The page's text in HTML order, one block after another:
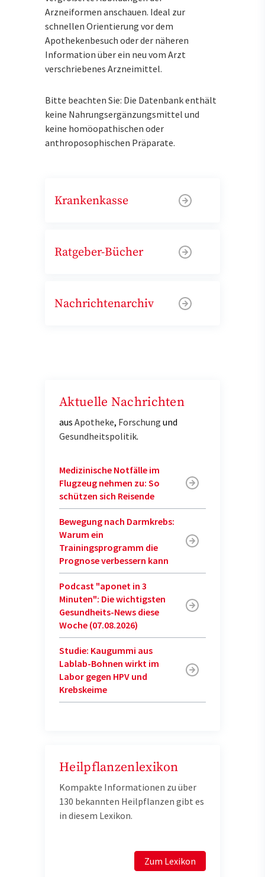
Arzneiformen anschauen. Ideal zur
schnellen Orientierung vor dem
Apothekenbesuch oder der näheren
Information über ein neu vom Arzt
verschriebenes Arzneimittel.
Bitte beachten Sie: Die Datenbank enthält
keine Nahrungsergänzungsmittel und
keine homöopathischen oder
anthroposophischen Präparate.
Krankenkasse
Ratgeber-Bücher
Nachrichtenarchiv
Aktuelle Nachrichten
aus Apotheke, Forschung und
Gesundheitspolitik.
Medizinische Notfälle im
Flugzeug nehmen zu: So
schützen sich Reisende
Bewegung nach Darmkrebs:
Warum ein
Trainingsprogramm die
Prognose verbessern kann
Podcast "aponet in 3
Minuten": Die wichtigsten
Gesundheits-News diese
Woche (07.08.2026)
Studie: Kaugummi aus
Lablab-Bohnen wirkt im
Labor gegen HPV und
Krebskeime
Heilpflanzenlexikon
Kompakte Informationen zu über
130 bekannten Heilpflanzen gibt es
in diesem Lexikon.
Zum Lexikon